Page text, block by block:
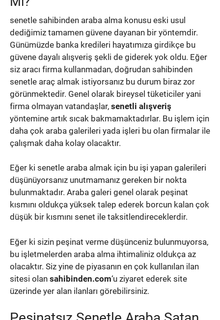
senetle sahibinden araba alma konusu eski usul
dediğimiz tamamen güvene dayanan bir yöntemdir.
Günümüzde banka kredileri hayatımıza girdikçe bu
güvene dayalı alışveriş şekli de giderek yok oldu. Eğer
siz aracı firma kullanmadan, doğrudan sahibinden
senetle araç almak istiyorsanız bu durum biraz zor
görünmektedir. Genel olarak bireysel tüketiciler yani
firma olmayan vatandaşlar, senetli alışveriş
yöntemine artık sıcak bakmamaktadırlar. Bu işlem için
daha çok araba galerileri yada işleri bu olan firmalar ile
çalışmak daha kolay olacaktır.
Eğer ki senetle araba almak için bu işi yapan galerileri
düşünüyorsanız unutmamanız gereken bir nokta
bulunmaktadır. Araba galeri genel olarak peşinat
kısmını oldukça yüksek talep ederek borcun kalan çok
düşük bir kısmını senet ile taksitlendireceklerdir.
Eğer ki sizin peşinat verme düşünceniz bulunmuyorsa,
bu işletmelerden araba alma ihtimaliniz oldukça az
olacaktır. Siz yine de piyasanın en çok kullanılan ilan
sitesi olan sahibinden.com‘u ziyaret ederek site
üzerinde yer alan ilanları görebilirsiniz.